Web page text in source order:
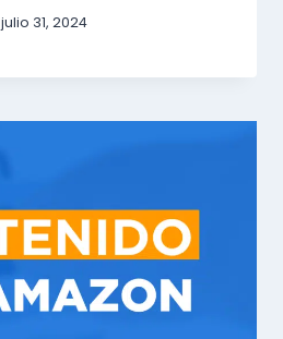
julio 31, 2024